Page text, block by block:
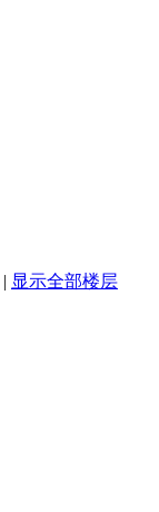
| 显示全部楼层